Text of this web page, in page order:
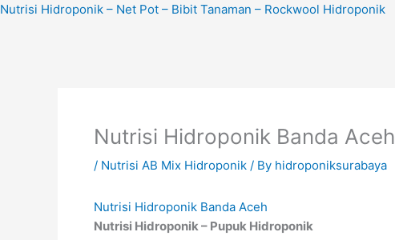
Skip
Nutrisi Hidroponik – Net Pot – Bibit Tanaman – Rockwool Hidroponik
Nutrisi Hidroponik Banda Aceh
/ Nutrisi AB Mix Hidroponik / By hidroponiksurabaya
Nutrisi Hidroponik Banda Aceh
Nutrisi Hidroponik – Pupuk Hidroponik